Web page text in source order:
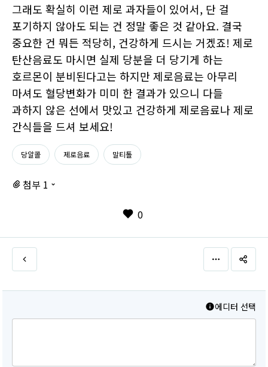
그래도 확실히 이런 제로 과자들이 있어서, 단 걸
포기하지 않아도 되는 건 정말 좋은 것 같아요. 결국
중요한 건 뭐든 적당히, 건강하게 드시는 거겠죠! 제로
탄산음료도 마시면 실제 당분을 더 당기게 하는
호르몬이 분비된다고는 하지만 제로음료는 아무리
마셔도 혈당변화가 미미 한 결과가 있으니 다들
과하지 않은 선에서 맛있고 건강하게 제로음료나 제로
간식들을 드셔 보세요!
당알콜 제로음료 말티톨
첨부 1
0
에디터 선택